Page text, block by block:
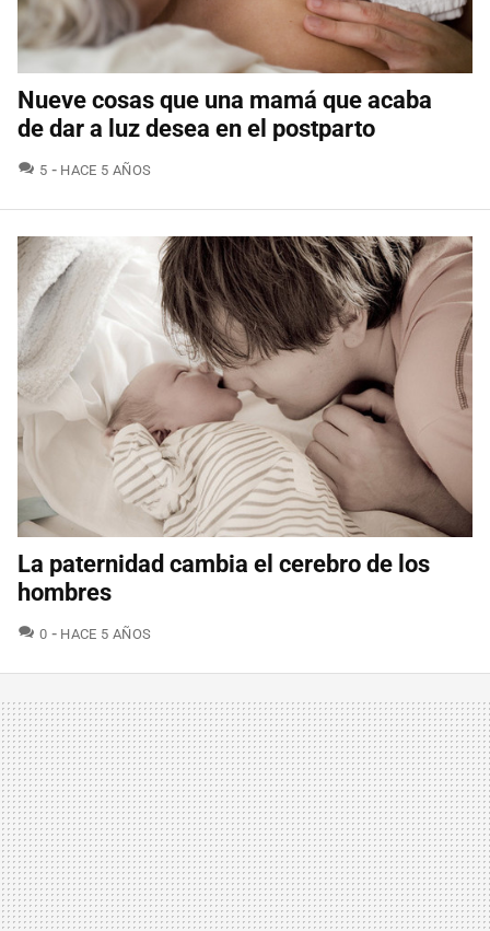
Nueve cosas que una mamá que acaba
de dar a luz desea en el postparto
5 COMENTARIOS
HACE 5 AÑOS
La paternidad cambia el cerebro de los
hombres
0 COMENTARIOS
HACE 5 AÑOS